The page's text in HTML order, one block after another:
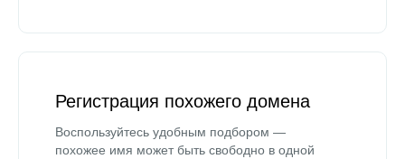
Регистрация похожего домена
Воспользуйтесь удобным подбором —
похожее имя может быть свободно в одной